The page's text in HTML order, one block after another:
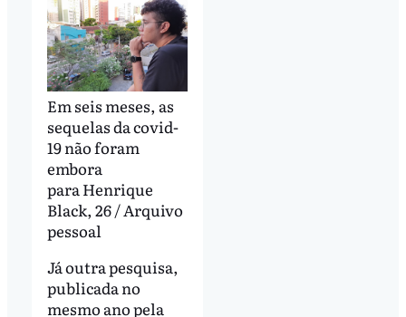
Em seis meses, as
sequelas da covid-
19 não foram
embora
para Henrique
Black, 26 / Arquivo
pessoal
Já outra pesquisa,
publicada no
mesmo ano pela